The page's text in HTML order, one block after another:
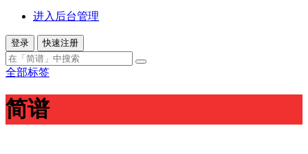
进入后台管理
登录 快速注册
全部标签
简谱